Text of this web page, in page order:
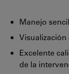
Manejo
Excelente
de la